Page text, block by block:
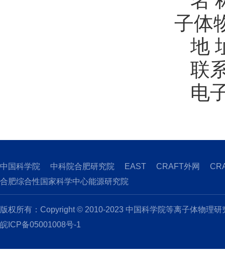
子体
地
联
电
中国科学院 中科院合肥研究院 EAST CRAFT外网
合肥综合性国家科学中心能源研究院
版权所有：Copyright © 2010-2023 中国科学院等离子体物理
皖ICP备05001008号-1